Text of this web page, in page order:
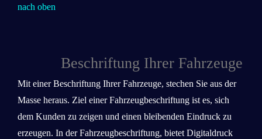
nach oben
Beschriftung Ihrer Fahrzeuge
Mit einer Beschriftung Ihrer Fahrzeuge, stechen Sie aus der
Masse heraus. Ziel einer Fahrzeugbeschriftung ist es, sich
dem Kunden zu zeigen und einen bleibenden Eindruck zu
erzeugen. In der Fahrzeugbeschriftung, bietet Digitaldruck